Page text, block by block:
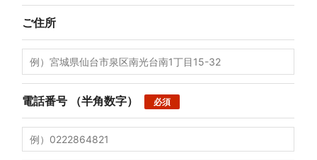
ご住所
電話番号 （半角数字） 必須